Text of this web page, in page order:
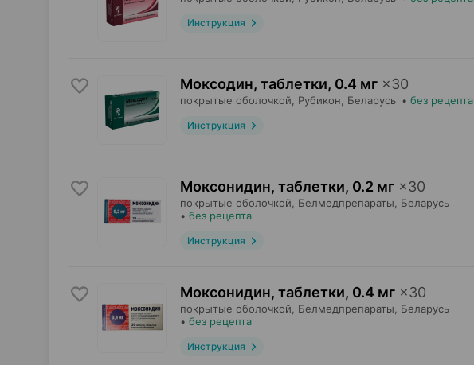
Инструкция
Моксодин, таблетки, 0.4 мг ×30
покрытые оболочкой, Рубикон , Беларусь • без рецепта
Инструкция
Моксонидин, таблетки, 0.2 мг ×30
покрытые оболочкой, Белмедпрепараты , Беларусь
• без рецепта
Инструкция
Моксонидин, таблетки, 0.4 мг ×30
покрытые оболочкой, Белмедпрепараты , Беларусь
• без рецепта
Инструкция